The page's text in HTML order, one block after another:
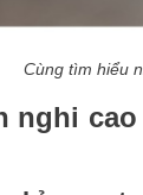
Cùng tìm hiểu
nghi